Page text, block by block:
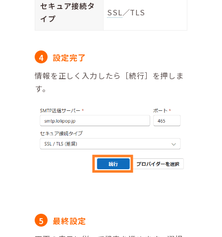
セキュア接続タ
イプ
SSL／TLS
設定完了
情報を正しく入力したら［続行］を押しま
す。
最終設定